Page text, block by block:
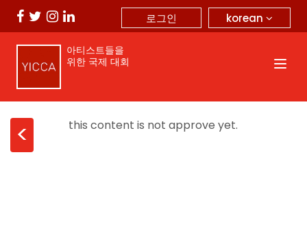
korean
로그인
아티스트들을
위한 국제 대회
< this content is not approve yet.